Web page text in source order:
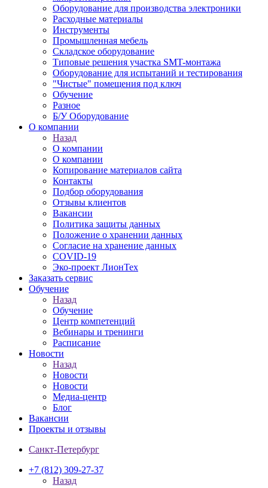
Оборудование для производства электроники
Расходные материалы
Инструменты
Промышленная мебель
Складское оборудование
Типовые решения участка SMT-монтажа
Оборудование для испытаний и тестирования
"Чистые" помещения под ключ
Обучение
Разное
Б/У Оборудование
О компании
Назад
О компании
О компании
Копирование материалов сайта
Контакты
Подбор оборудования
Отзывы клиентов
Вакансии
Политика защиты данных
Положение о хранении данных
Согласие на хранение данных
COVID-19
Эко-проект ЛионТех
Заказать сервис
Обучение
Назад
Обучение
Центр компетенций
Вебинары и тренинги
Расписание
Новости
Назад
Новости
Новости
Медиа-центр
Блог
Вакансии
Проекты и отзывы
Санкт-Петербург
+7 (812) 309-27-37
Назад